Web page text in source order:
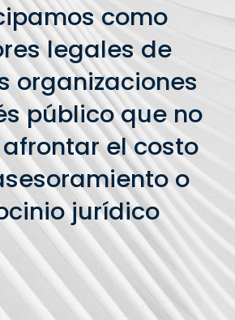
como
legales de
organizaciones
público que no
el costo
o
jurídico